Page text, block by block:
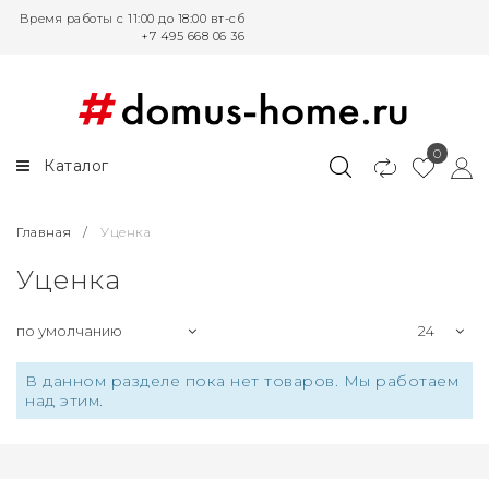
Время работы с 11:00 до 18:00 вт-сб
+7 495 668 06 36
Каталог
0
Главная / Уценка
Уценка
В данном разделе пока нет товаров. Мы работаем
над этим.
Круглые столы
Белые обеденные столы
компьютерные
Письменные столы для
школьников